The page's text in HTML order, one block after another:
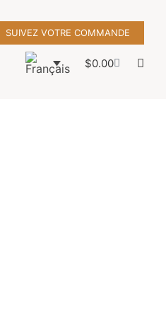
SUIVEZ VOTRE COMMANDE
$0.00